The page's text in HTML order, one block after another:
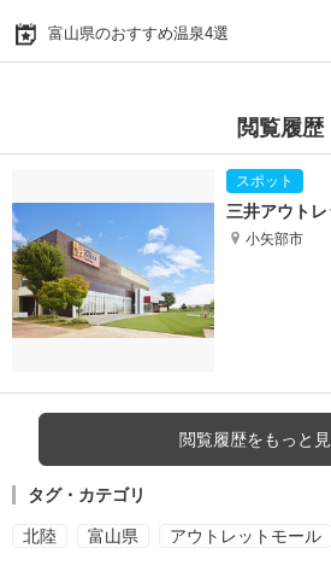
富山県のおすすめ温泉4選
閲覧履歴
三井アウト
小矢部市
閲覧履歴をもっと
タグ・カテゴリ
北陸 富山県 アウトレットモール